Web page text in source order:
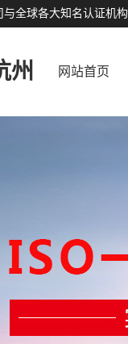
全球各大知名认证机
州 网站首页